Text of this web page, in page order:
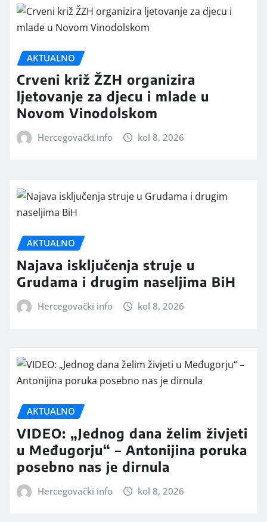
AKTUALNO
Crveni križ ŽZH organizira
ljetovanje za djecu i mlade u
Novom Vinodolskom
Hercegovački info kol 8, 2026
AKTUALNO
Najava isključenja struje u
Grudama i drugim naseljima BiH
Hercegovački info kol 8, 2026
AKTUALNO
VIDEO: „Jednog dana želim živjeti
u Međugorju“ – Antonijina poruka
posebno nas je dirnula
Hercegovački info kol 8, 2026